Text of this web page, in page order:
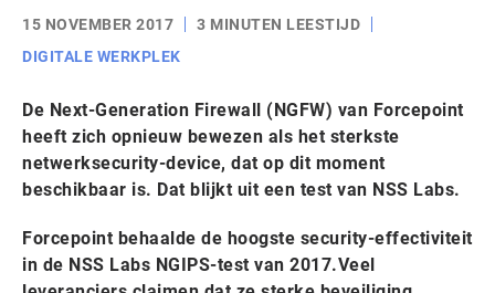
15 NOVEMBER 2017
3 MINUTEN LEESTIJD
DIGITALE WERKPLEK
De Next-Generation Firewall (NGFW) van Forcepoint
heeft zich opnieuw bewezen als het sterkste
netwerksecurity-device, dat op dit moment
beschikbaar is. Dat blijkt uit een test van NSS Labs.
Forcepoint behaalde de hoogste security-effectiviteit
in de NSS Labs NGIPS-test van 2017.Veel